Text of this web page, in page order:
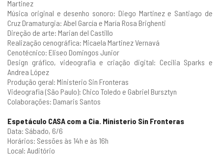
Martinez
Música original e desenho sonoro: Diego Martinez e Santiago de
Cruz Dramaturgia: Abel García e María Rosa Brighenti
Direção de arte: Marian del Castillo
Realização cenográfica: Micaela Martinez Vernavá
Cenotécnico: Eliseo Domingos Junior
Design gráfico, videografia e criação digital: Cecilia Sparks e
Andrea López
Produção geral: Ministerio Sin Fronteras
Videografia (São Paulo): Chico Toledo e Gabriel Bursztyn
Colaborações: Damaris Santos
Espetáculo CASA com a Cia. Ministerio Sin Fronteras
Data: Sábado, 6/6
Horários: Sessões às 14h e às 16h
Local: Auditório